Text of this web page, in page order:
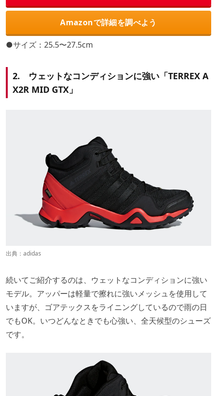
Amazonで詳細を調べよう
●サイズ：25.5〜27.5cm
2. ウェットなコンディションに強い「TERREX A
X2R MID GTX」
出典： adidas
続いてご紹介するのは、ウェットなコンディションに強い
モデル。アッパーは軽量で擦れに強いメッシュを使用して
いますが、ゴアテックスをライニングしているので雨の日
でもOK。いつどんなときでも心強い、全天候型のシューズ
です。